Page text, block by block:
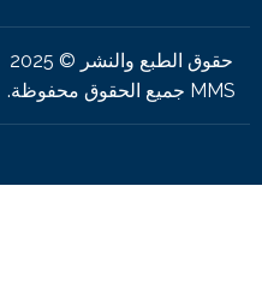
حقوق الطبع والنشر © 2025